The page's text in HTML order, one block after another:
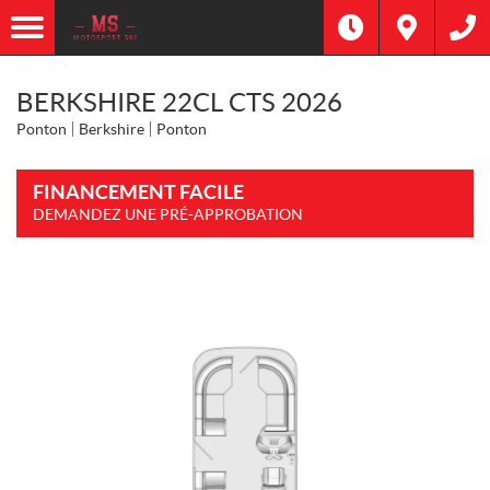
BERKSHIRE 22CL CTS 2026
Ponton Berkshire Ponton
FINANCEMENT FACILE
DEMANDEZ UNE PRÉ-APPROBATION